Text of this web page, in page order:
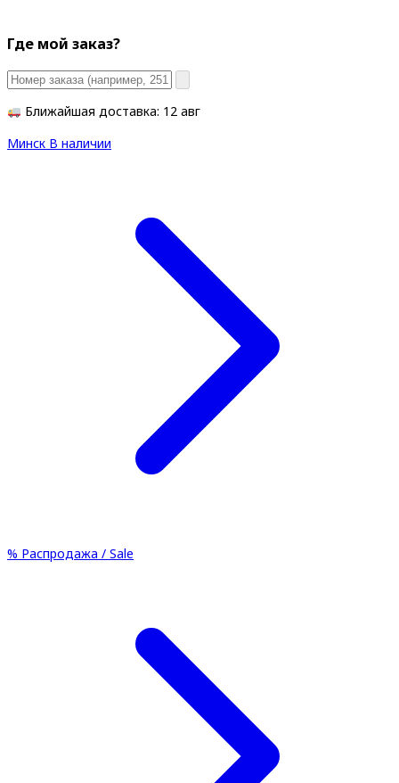
Где мой заказ?
Ближайшая доставка: 12 авг
Минск В наличии
% Распродажа / Sale